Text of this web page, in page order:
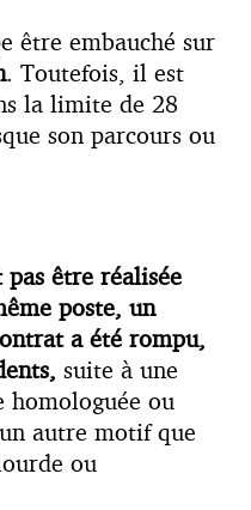
être embauché sur
. Toutefois, il est
la limite de 28
son parcours ou
être réalisée
poste, un
a été rompu,
suite à une
ou
autre motif que
ou